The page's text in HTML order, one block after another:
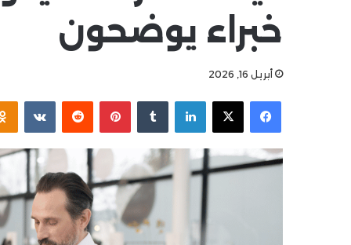
خبراء يوضحون
أبريل 16, 2026
فيسبوك
‫X لينكدإن بينتيريست